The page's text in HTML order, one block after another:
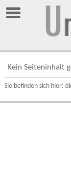
Kein Seiteninhalt
Sie befinden sich hier: